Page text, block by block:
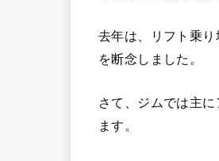
去年は、リフト乗
を断念しました。
さて、ジムでは主
ます。